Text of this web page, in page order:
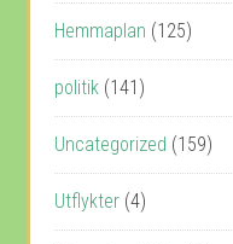
Hemmaplan (125)
politik (141)
Uncategorized (159)
Utflykter (4)